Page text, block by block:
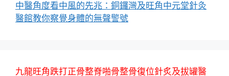
中醫角度看中風的先兆：銅鑼灣及旺角中元堂針灸
醫館教你察覺身體的無聲警號
九龍旺角跌打正骨整脊啪骨整骨復位針炙及拔罐醫